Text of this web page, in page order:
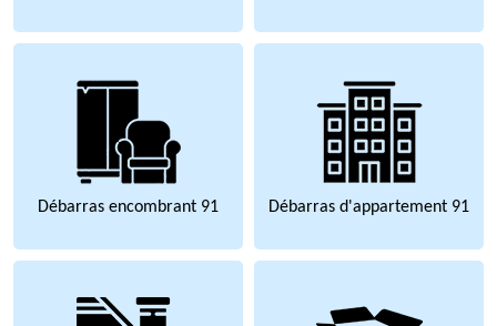
Débarras encombrant 91 Débarras d'appartement 91